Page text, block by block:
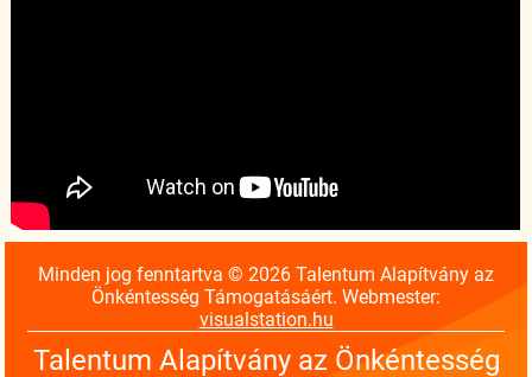
Minden jog fenntartva © 2026 Talentum Alapítvány az
Önkéntesség Támogatásáért. Webmester:
visualstation.hu
Talentum Alapítvány az Önkéntesség